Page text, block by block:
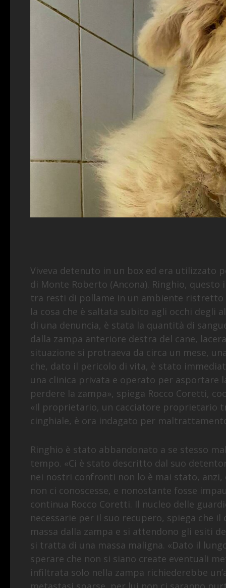
Viveva detenuto in un box ed era utilizzato
di Monte Roberto (Ancona). Ringhio,
tra resti di pollame in un ambiente ristretto
la cosa che è saltata subito agli occhi degli
di una denuncia, è stata la quantità di
dalla zampa anteriore destra del cane,
situazione si protraeva da circa un mese,
che, dato il pericolo di vita, è stato
una clinica privata e operato per asportare
perdere la zampa», spiega Rocco Coretti,
«Il proprietario, un cacciatore proprietario
cinghiale, è ora indagato per
Ringhio è stato abbandonato a se stesso
tempo. «Ci è stato descritto dal suo
nei nostri confronti non lo è mai stato,
non ci conoscesse, e nonostante fosse
continua Rocco Coretti. Il nucleo delle
necessarie per il suo recupero, spiega che
massa dalla zampa e si attendono gli esiti
si tratta di una massa maligna. «Dato il
sperare che non si siano create eventuali
infiltrata solo nella zampa richiederebbe